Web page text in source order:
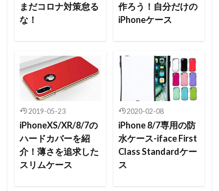
まだコロナ対策怠る
な！
作ろう！自分だけの
iPhoneケース
2019-05-23
iPhoneXS/XR/8/7の
ハードカバーを紹
介！薄さを追求した
スリムケース
2020-02-08
iPhone 8/7専用の防
水ケース-iface First
Class Standardケー
ス